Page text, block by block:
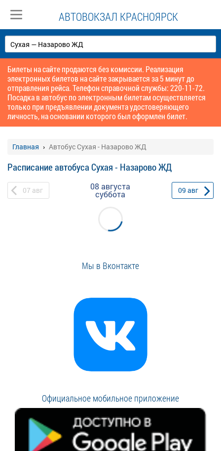
АВТОВОКЗАЛ КРАСНОЯРСК
Билеты на сайте продаются без комиссии. Реализация
электронных билетов на сайте закрывается за 5 минут до
отправления рейса. Телефон справочной службы: 220-11-72.
Посадка в автобус по электронным билетам осуществляется
только при предъявлении документа удостоверяющего
личность, на основании которого был оформлен билет.
Главная Автобус Сухая - Назарово ЖД
Расписание автобуса Сухая - Назарово ЖД
07 авг 08 августа
суббота 09 авг
Мы в Вконтакте
Официальное мобильное приложение